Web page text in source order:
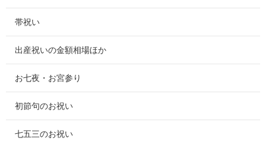
帯祝い
出産祝いの金額相場ほか
お七夜・お宮参り
初節句のお祝い
七五三のお祝い